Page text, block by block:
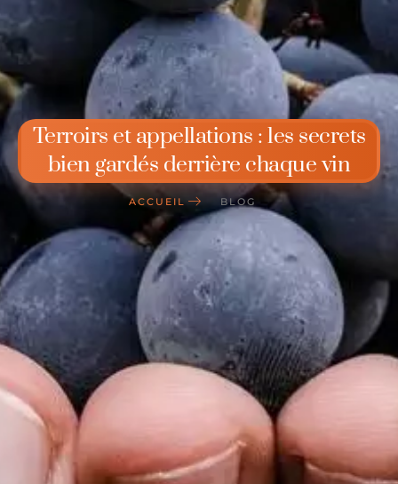
Terroirs et appellations : les secrets
bien gardés derrière chaque vin
ACCUEIL BLOG